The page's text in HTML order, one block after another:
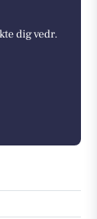
dig vedr.